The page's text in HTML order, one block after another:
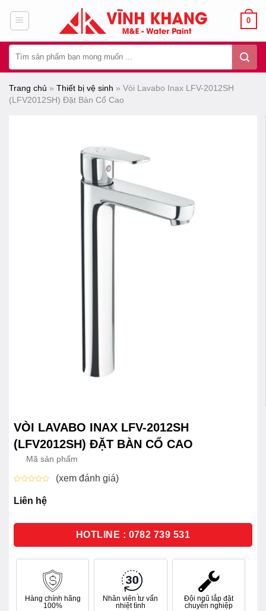
dung
0
kiếm:
Trang chủ » Thiết bị vệ sinh » Vòi Lavabo Inax LFV-2012SH
(LFV2012SH) Đặt Bàn Cổ Cao
VÒI LAVABO INAX LFV-2012SH
(LFV2012SH) ĐẶT BÀN CỔ CAO
Mã sản phẩm
xếp
hạng
sao
(xem đánh giá)
Liên hệ
HOTLINE : 0782 739 531
Hàng chính hãng
100%
Nhân viên tư vấn
nhiệt tình
Đội ngũ lắp đặt
chuyên nghiệp